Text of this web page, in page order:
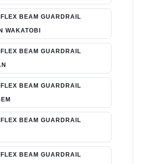
BEAM GUARDRAIL
WAKATOBI
BEAM GUARDRAIL
BEAM GUARDRAIL
BEAM GUARDRAIL
BEAM GUARDRAIL